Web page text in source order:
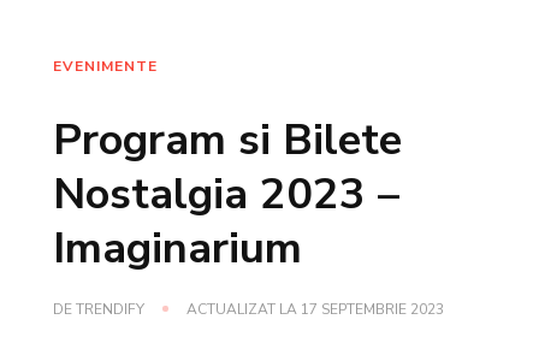
EVENIMENTE
Program si Bilete
Nostalgia 2023 –
Imaginarium
DETRENDIFY ACTUALIZAT LA 17 SEPTEMBRIE 2023